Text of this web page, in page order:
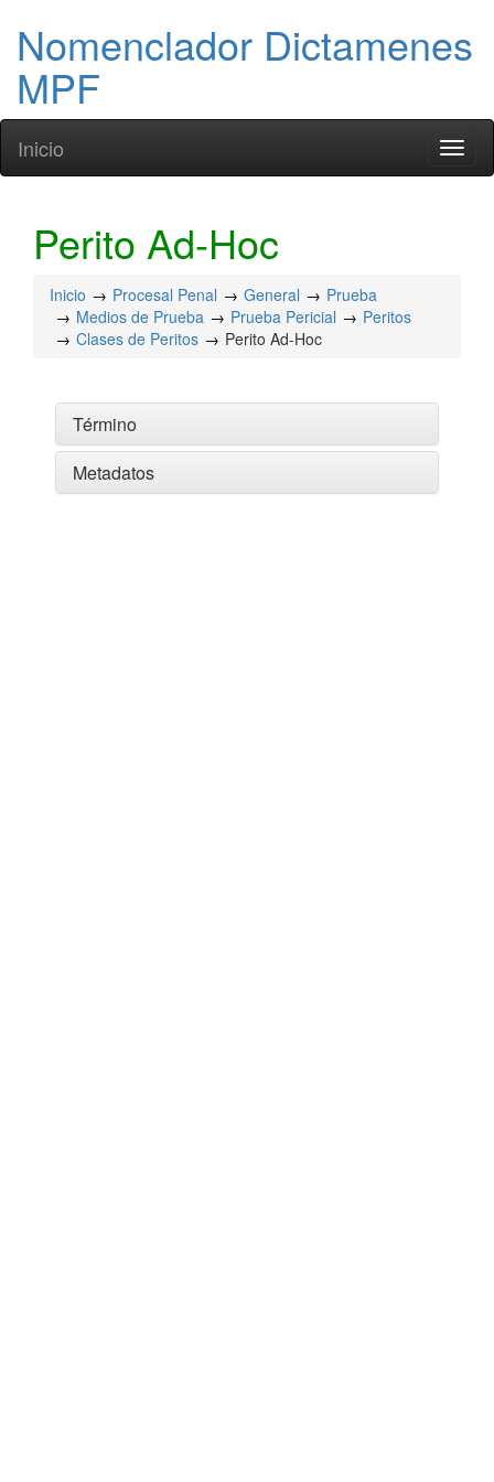
Nomenclador Dictamenes
MPF
Inicio
Perito Ad-Hoc
Inicio Procesal Penal General
Prueba
Medios de Prueba
Prueba Pericial
Peritos
Clases de Peritos
Perito Ad-Hoc
Término
Metadatos